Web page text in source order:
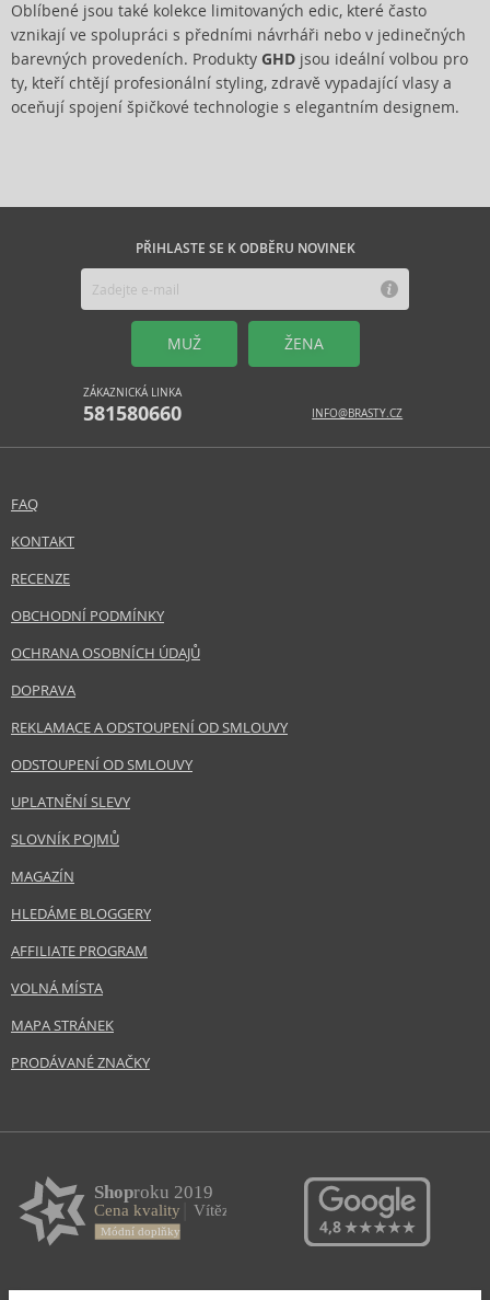
Oblíbené jsou také kolekce limitovaných edic, které často
vznikají ve spolupráci s předními návrháři nebo v jedinečných
barevných provedeních. Produkty GHD jsou ideální volbou pro
ty, kteří chtějí profesionální styling, zdravě vypadající vlasy a
oceňují spojení špičkové technologie s elegantním designem.
PŘIHLASTE SE K ODBĚRU NOVINEK
MUŽ ŽENA
ZÁKAZNICKÁ LINKA
581580660 INFO@BRASTY.CZ
FAQ
KONTAKT
RECENZE
OBCHODNÍ PODMÍNKY
OCHRANA OSOBNÍCH ÚDAJŮ
DOPRAVA
REKLAMACE A ODSTOUPENÍ OD SMLOUVY
ODSTOUPENÍ OD SMLOUVY
UPLATNĚNÍ SLEVY
SLOVNÍK POJMŮ
MAGAZÍN
HLEDÁME BLOGGERY
AFFILIATE PROGRAM
VOLNÁ MÍSTA
MAPA STRÁNEK
PRODÁVANÉ ZNAČKY